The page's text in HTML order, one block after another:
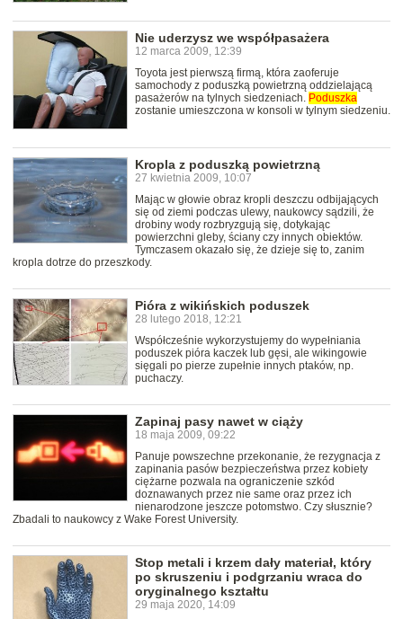
Nie uderzysz we współpasażera
12 marca 2009, 12:39
Toyota jest pierwszą firmą, która zaoferuje
samochody z poduszką powietrzną oddzielającą
pasażerów na tylnych siedzeniach. Poduszka
zostanie umieszczona w konsoli w tylnym siedzeniu.
Kropla z poduszką powietrzną
27 kwietnia 2009, 10:07
Mając w głowie obraz kropli deszczu odbijających
się od ziemi podczas ulewy, naukowcy sądzili, że
drobiny wody rozbryzgują się, dotykając
powierzchni gleby, ściany czy innych obiektów.
Tymczasem okazało się, że dzieje się to, zanim
kropla dotrze do przeszkody.
Pióra z wikińskich poduszek
28 lutego 2018, 12:21
Współcześnie wykorzystujemy do wypełniania
poduszek pióra kaczek lub gęsi, ale wikingowie
sięgali po pierze zupełnie innych ptaków, np.
puchaczy.
Zapinaj pasy nawet w ciąży
18 maja 2009, 09:22
Panuje powszechne przekonanie, że rezygnacja z
zapinania pasów bezpieczeństwa przez kobiety
ciężarne pozwala na ograniczenie szkód
doznawanych przez nie same oraz przez ich
nienarodzone jeszcze potomstwo. Czy słusznie?
Zbadali to naukowcy z Wake Forest University.
Stop metali i krzem dały materiał, który
po skruszeniu i podgrzaniu wraca do
oryginalnego kształtu
29 maja 2020, 14:09